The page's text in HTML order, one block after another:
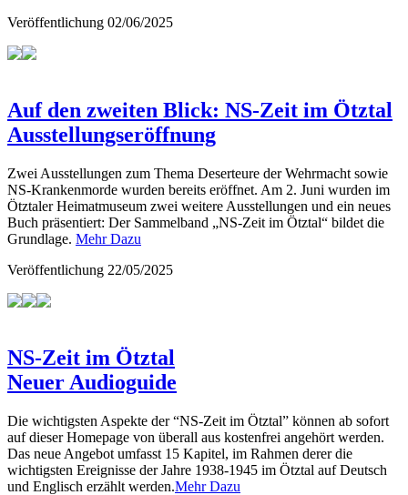
Veröffentlichung 02/06/2025
Auf den zweiten Blick: NS-Zeit im Ötztal
Ausstellungseröffnung
Zwei Ausstellungen zum Thema Deserteure der Wehrmacht sowie
NS-Krankenmorde wurden bereits eröffnet. Am 2. Juni wurden im
Ötztaler Heimatmuseum zwei weitere Ausstellungen und ein neues
Buch präsentiert: Der Sammelband „NS-Zeit im Ötztal“ bildet die
Grundlage. Mehr Dazu
Veröffentlichung 22/05/2025
NS-Zeit im Ötztal
Neuer Audioguide
Die wichtigsten Aspekte der “NS-Zeit im Ötztal” können ab sofort
auf dieser Homepage von überall aus kostenfrei angehört werden.
Das neue Angebot umfasst 15 Kapitel, im Rahmen derer die
wichtigsten Ereignisse der Jahre 1938-1945 im Ötztal auf Deutsch
und Englisch erzählt werden.Mehr Dazu